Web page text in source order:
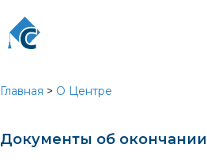
Главная > О Центре
Документы об окончании